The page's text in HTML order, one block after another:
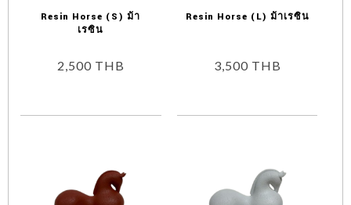
Resin Horse (S) ม้า
เรซิน
2,500 THB
Resin Horse (L) ม้าเรซิน
3,500 THB